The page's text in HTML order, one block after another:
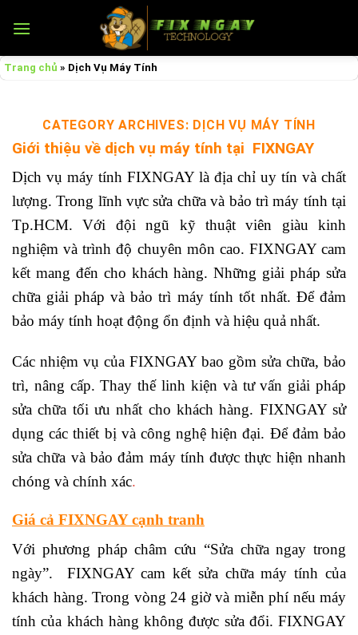
Trang chủ » Dịch Vụ Máy Tính
CATEGORY ARCHIVES: DỊCH VỤ MÁY TÍNH
Giới thiệu về dịch vụ máy tính tại FIXNGAY
Dịch vụ máy tính FIXNGAY là địa chỉ uy tín và chất
lượng. Trong lĩnh vực sửa chữa và bảo trì máy tính tại
Tp.HCM. Với đội ngũ kỹ thuật viên giàu kinh
nghiệm và trình độ chuyên môn cao. FIXNGAY cam
kết mang đến cho khách hàng. Những giải pháp sửa
chữa giải pháp và bảo trì máy tính tốt nhất. Để đảm
bảo máy tính hoạt động ổn định và hiệu quả nhất.
Các nhiệm vụ của FIXNGAY bao gồm sửa chữa, bảo
trì, nâng cấp. Thay thế linh kiện và tư vấn giải pháp
sửa chữa tối ưu nhất cho khách hàng. FIXNGAY sử
dụng các thiết bị và công nghệ hiện đại. Để đảm bảo
sửa chữa và bảo đảm máy tính được thực hiện nhanh
chóng và chính xác.
Giá cả FIXNGAY cạnh tranh
Với phương pháp châm cứu “Sửa chữa ngay trong
ngày”. FIXNGAY cam kết sửa chữa máy tính của
khách hàng. Trong vòng 24 giờ và miễn phí nếu máy
tính của khách hàng không được sửa đổi. FIXNGAY